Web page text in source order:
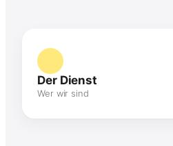
Der Dienst
Wer wir sind